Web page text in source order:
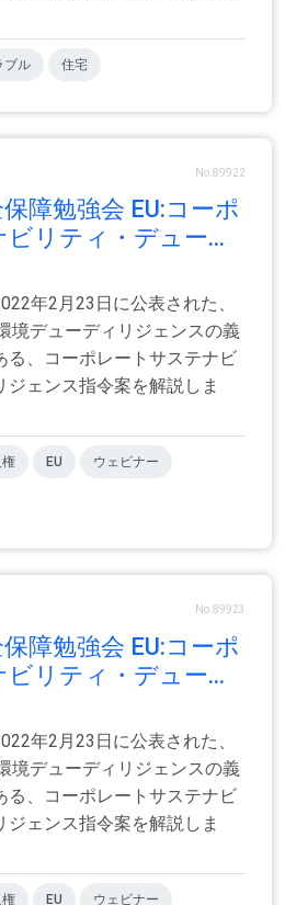
ブル 住宅
No.89922
障勉強会 EU:コーポ
リティ・デュー...
年2月23日に公表された、
境デューディリジェンスの義
る、コーポレートサステナビ
ジェンス指令案を解説しま
権 EU ウェビナー
No.89923
障勉強会 EU:コーポ
リティ・デュー...
年2月23日に公表された、
境デューディリジェンスの義
る、コーポレートサステナビ
ジェンス指令案を解説しま
権 EU ウェビナー